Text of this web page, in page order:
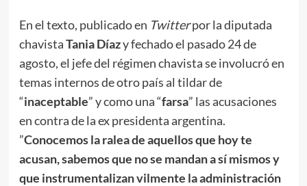
En el texto, publicado en Twitterpor la diputada
chavistaTania Díazy fechado el pasado 24 de
agosto, el jefe del régimen chavista se involucró en
temas internos de otro país al tildar de
“inaceptable” y como una “farsa” las acusaciones
en contra de la ex presidenta argentina.
”Conocemos la ralea de aquellos que hoy te
acusan, sabemos que no se mandan a sí mismos y
que instrumentalizan vilmente la administración